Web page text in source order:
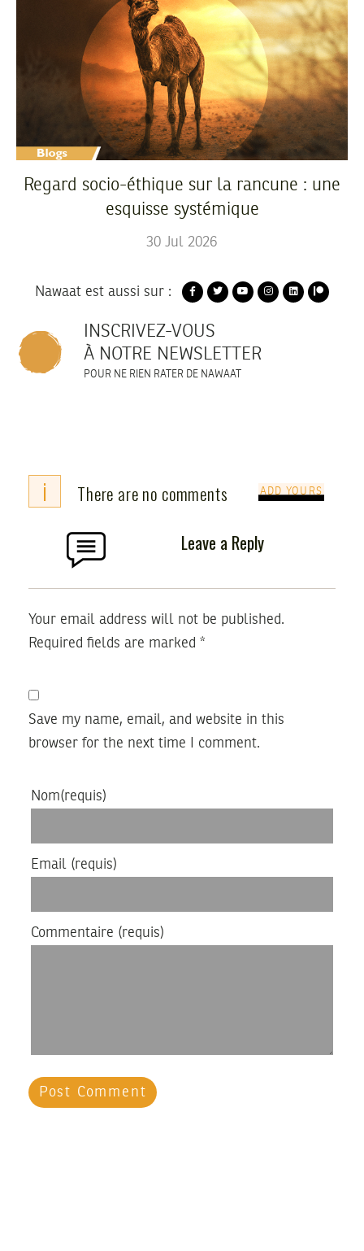
Regard socio-éthique sur la rancune : une
esquisse systémique
30 Jul 2026
Nawaat est aussi sur :
INSCRIVEZ-VOUS
À NOTRE NEWSLETTER
POUR NE RIEN RATER DE NAWAAT
i There are no comments ADD YOURS
Leave a Reply
Your email address will not be published.
Required fields are marked *
Save my name, email, and website in this
browser for the next time I comment.
Nom(requis)
Email (requis)
Commentaire (requis)